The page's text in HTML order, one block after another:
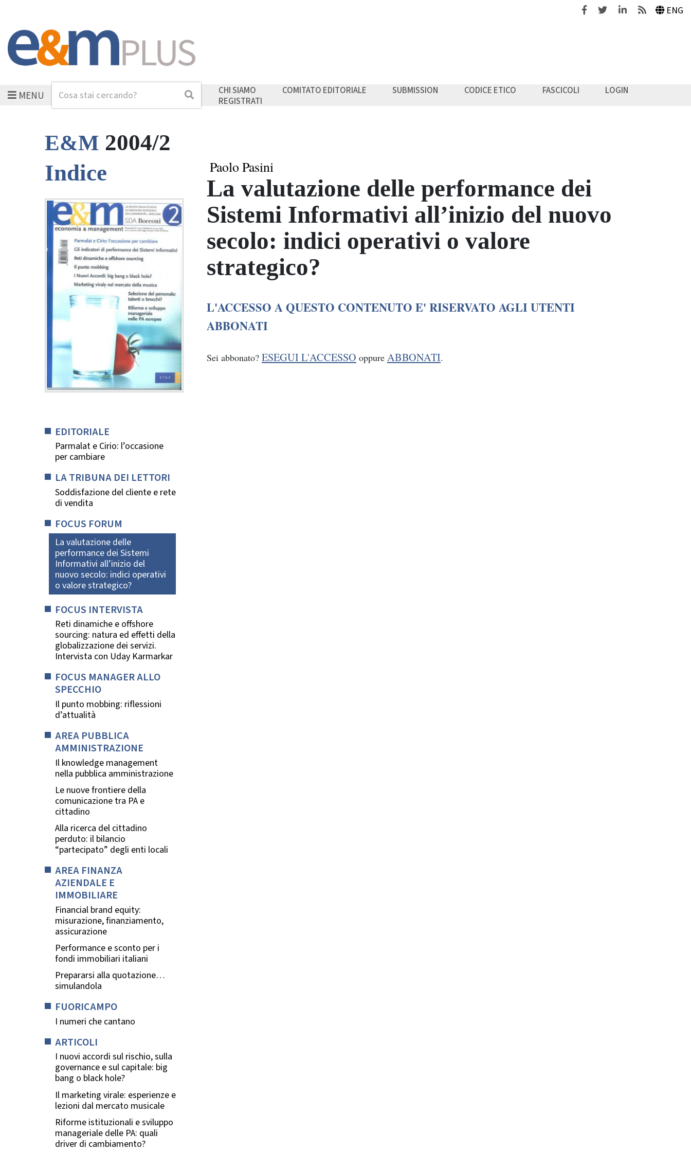
FacebookTwitterLinkedinFeeds ENG
MENUCerca Cerca CHI SIAMO COMITATO EDITORIALE SUBMISSION CODICE ETICO FASCICOLI
LOGIN
REGISTRATI
E&M 2004/2
Indice
EDITORIALE
Parmalat e Cirio: l’occasione
per cambiare
LA TRIBUNA DEI LETTORI
Soddisfazione del cliente e rete
di vendita
FOCUS FORUM
La valutazione delle
performance dei Sistemi
Informativi all’inizio del
nuovo secolo: indici operativi
o valore strategico?
FOCUS INTERVISTA
Reti dinamiche e offshore
sourcing: natura ed effetti della
globalizzazione dei servizi.
Intervista con Uday Karmarkar
FOCUS MANAGER ALLO
SPECCHIO
Il punto mobbing: riflessioni
d’attualità
AREA PUBBLICA
AMMINISTRAZIONE
Il knowledge management
nella pubblica amministrazione
Le nuove frontiere della
comunicazione tra PA e
cittadino
Alla ricerca del cittadino
perduto: il bilancio
“partecipato” degli enti locali
AREA FINANZA
AZIENDALE E
IMMOBILIARE
Financial brand equity:
misurazione, finanziamento,
assicurazione
Performance e sconto per i
fondi immobiliari italiani
Prepararsi alla quotazione…
simulandola
FUORICAMPO
I numeri che cantano
ARTICOLI
I nuovi accordi sul rischio, sulla
governance e sul capitale: big
bang o black hole?
Il marketing virale: esperienze e
lezioni dal mercato musicale
Riforme istituzionali e sviluppo
manageriale delle PA: quali
driver di cambiamento?
Paolo Pasini
La valutazione delle performance dei
Sistemi Informativi all’inizio del nuovo
secolo: indici operativi o valore
strategico?
L'ACCESSO A QUESTO CONTENUTO E' RISERVATO AGLI UTENTI
ABBONATI
Sei abbonato? ESEGUI L'ACCESSO oppure ABBONATI.